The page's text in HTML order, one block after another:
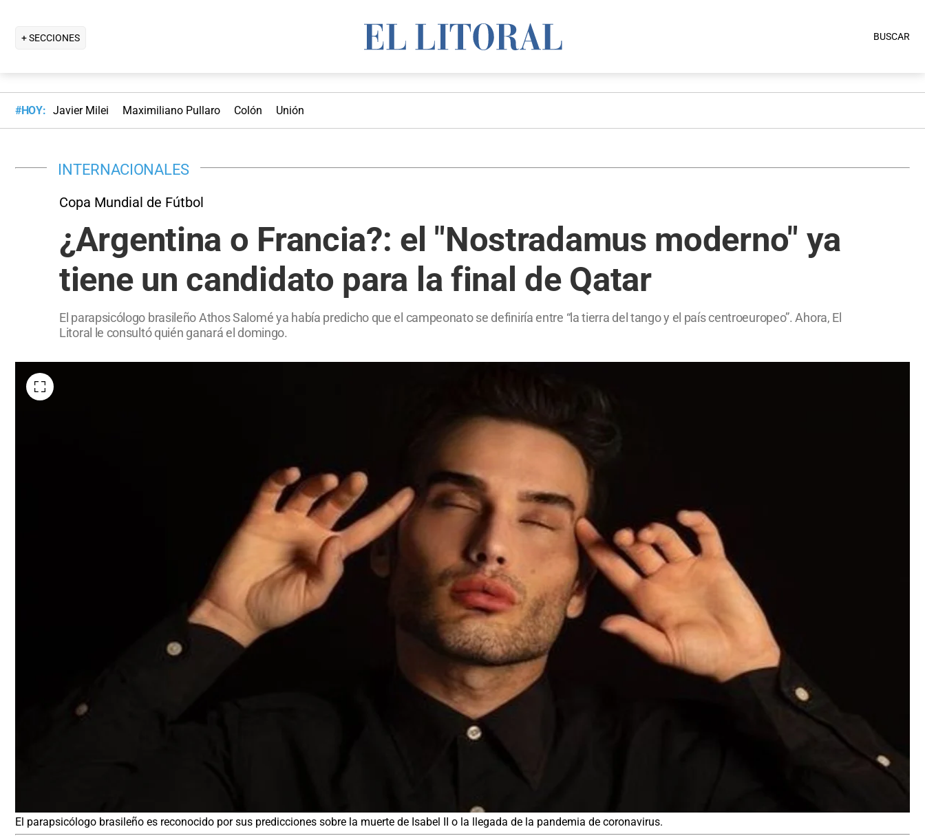
+ SECCIONES BUSCAR
#HOY: Javier Milei Maximiliano Pullaro Colón Unión
INTERNACIONALES
Copa Mundial de Fútbol
¿Argentina o Francia?: el "Nostradamus moderno" ya
tiene un candidato para la final de Qatar
El parapsicólogo brasileño Athos Salomé ya había predicho que el campeonato se definiría entre “la tierra del tango y el país centroeuropeo”. Ahora, El
Litoral le consultó quién ganará el domingo.
El parapsicólogo brasileño es reconocido por sus predicciones sobre la muerte de Isabel II o la llegada de la pandemia de coronavirus.